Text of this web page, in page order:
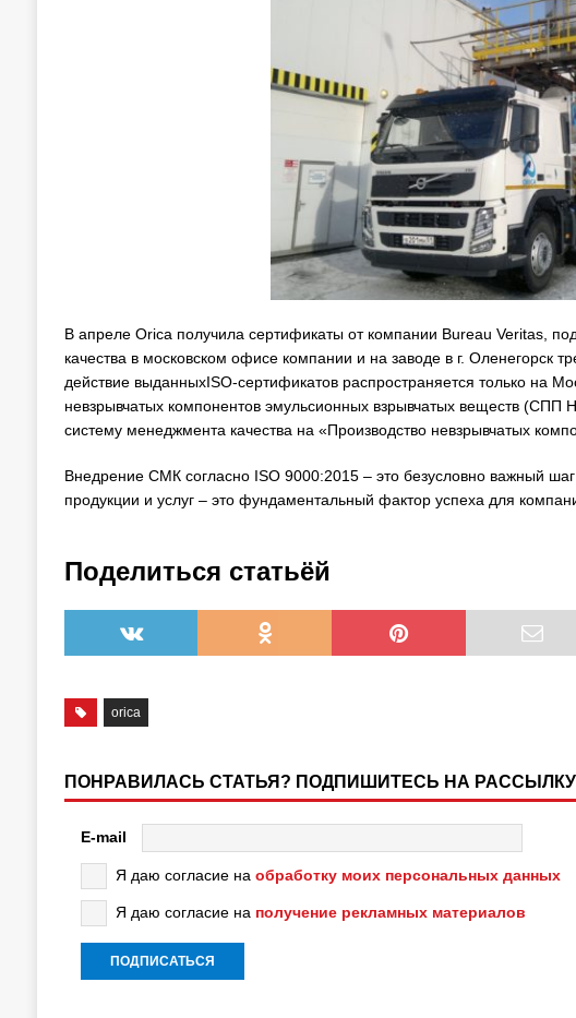
В апреле Orica получила сертификаты от компании Bureau Veritas,
качества в московском офисе компании и на заводе в г. Оленегорск
действие выданныхISO-сертификатов распространяется только на
невзрывчатых компонентов эмульсионных взрывчатых веществ
систему менеджмента качества на «Производство невзрывчатых
Внедрение СМК согласно ISO 9000:2015 – это безусловно важный
продукции и услуг – это фундаментальный фактор успеха для
Поделиться статьёй
orica
ПОНРАВИЛАСЬ СТАТЬЯ? ПОДПИШИТЕСЬ НА РАССЫЛКУ
E-mail
Я даю согласие на обработку моих персональных данных
Я даю согласие на получение рекламных материалов